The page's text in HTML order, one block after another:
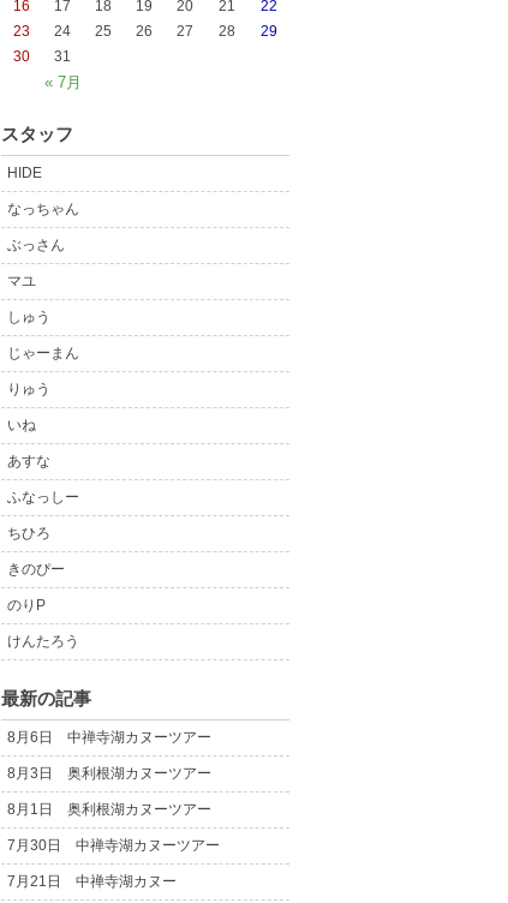
« 7月
16
17 18 19 20 21
22
23
24 25 26 27 28
29
30
31
スタッフ
HIDE
なっちゃん
ぶっさん
マユ
しゅう
じゃーまん
りゅう
いね
あすな
ふなっしー
ちひろ
きのぴー
のりP
けんたろう
最新の記事
8月6日 中禅寺湖カヌーツアー
8月3日 奥利根湖カヌーツアー
8月1日 奥利根湖カヌーツアー
7月30日 中禅寺湖カヌーツアー
7月21日 中禅寺湖カヌー